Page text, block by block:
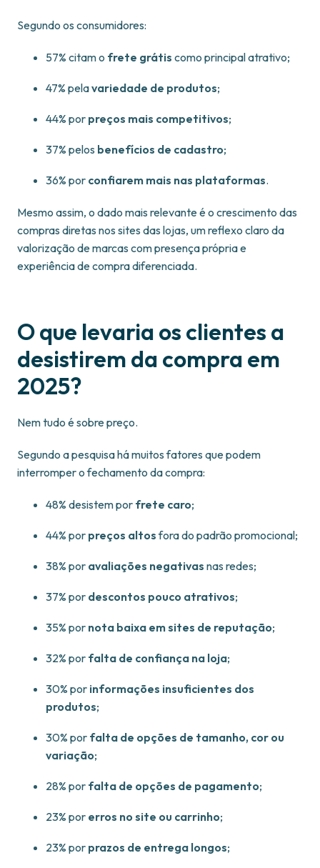
Segundo os consumidores:
57% citam o frete grátis como principal atrativo;
47% pelavariedade de produtos;
44% por preços mais competitivos;
37% pelos benefícios de cadastro;
36% por confiarem mais nas plataformas.
Mesmo assim, o dado mais relevante é o crescimento das
compras diretas nos sites das lojas, um reflexo claro da
valorização de marcas com presença própria e
experiência de compra diferenciada.
O que levaria os clientes a
desistirem da compra em
2025?
Nem tudo é sobre preço.
Segundo a pesquisa há muitos fatores que podem
interromper o fechamento da compra:
48% desistem por frete caro;
44% por preços altosfora do padrão promocional;
38% por avaliações negativas nas redes;
37% por descontos pouco atrativos;
35% por nota baixa em sites de reputação;
32% por falta de confiança na loja;
30% por informações insuficientes dos
produtos;
30% por falta de opções de tamanho, cor ou
variação;
28% por falta de opções de pagamento;
23% por erros no site ou carrinho;
23% por prazos de entrega longos;